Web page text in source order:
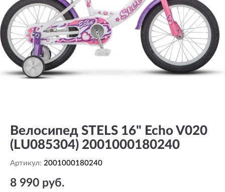
Велосипед STELS 16" Echo V020
(LU085304) 2001000180240
Артикул: 2001000180240
8 990 руб.